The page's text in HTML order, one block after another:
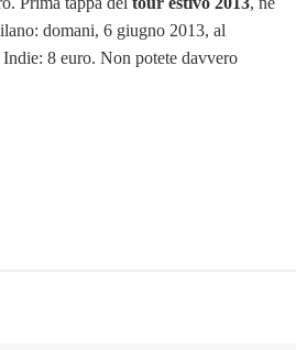
domani, 6 giugno 2013, al
8 euro. Non potete davvero